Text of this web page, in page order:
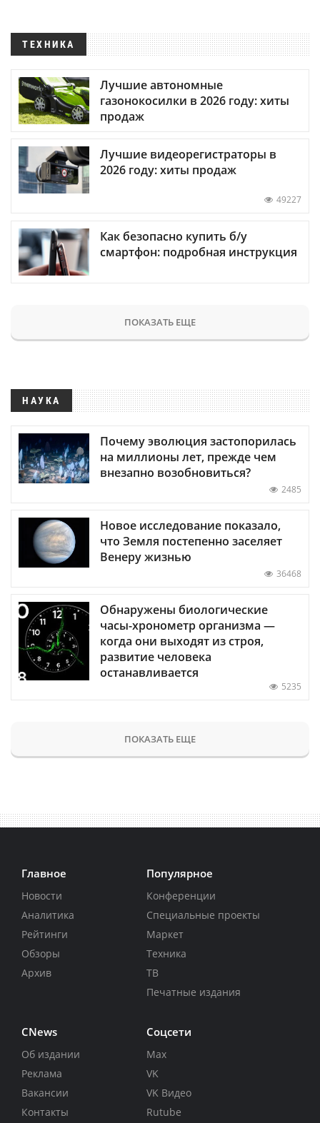
ТЕХНИКА
Лучшие автономные
газонокосилки в 2026 году: хиты
продаж
Лучшие видеорегистраторы в
2026 году: хиты продаж
49227
Как безопасно купить б/у
смартфон: подробная инструкция
ПОКАЗАТЬ ЕЩЕ
НАУКА
Почему эволюция застопорилась
на миллионы лет, прежде чем
внезапно возобновиться?
2485
Новое исследование показало,
что Земля постепенно заселяет
Венеру жизнью
36468
Обнаружены биологические
часы-хронометр организма —
когда они выходят из строя,
развитие человека
останавливается
5235
ПОКАЗАТЬ ЕЩЕ
Главное
Новости
Аналитика
Рейтинги
Обзоры
Архив
Популярное
Конференции
Специальные проекты
Маркет
Техника
ТВ
Печатные издания
CNews
Об издании
Реклама
Вакансии
Контакты
Соцсети
Max
VK
VK Видео
Rutube